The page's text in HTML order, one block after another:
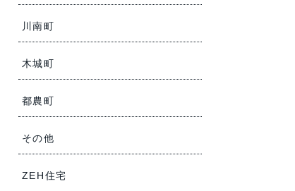
川南町
木城町
都農町
その他
ZEH住宅